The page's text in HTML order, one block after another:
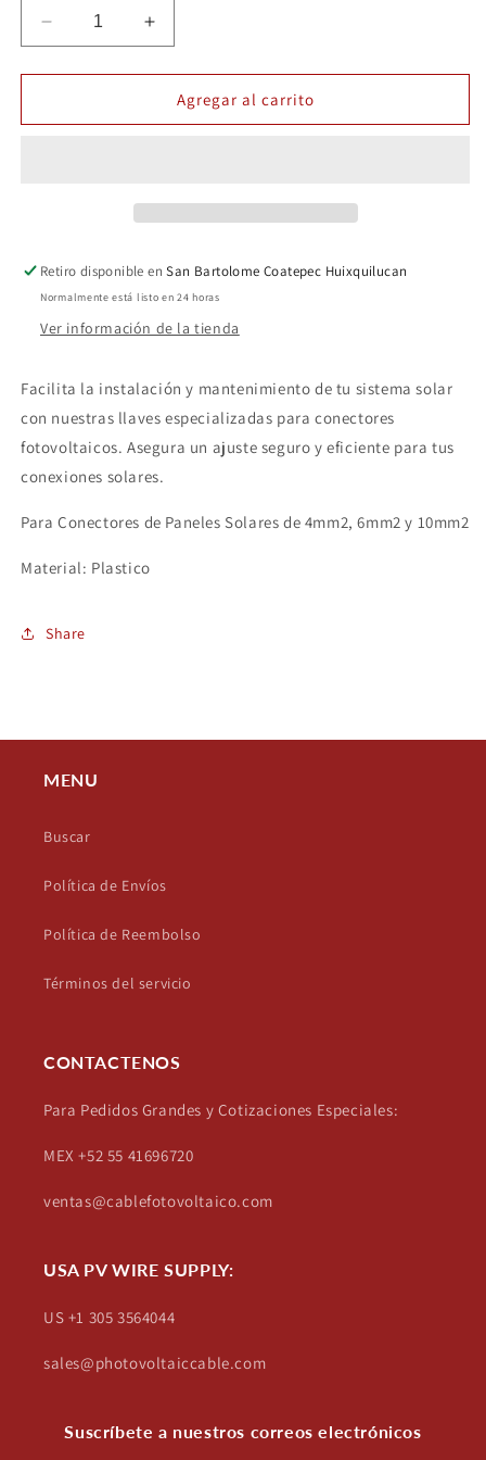
Reducir
cantidad
para
para
Aumentar
cantidad
para
Llaves
para
Agregar al carrito
Retiro disponible enSan Bartolome Coatepec Huixquilucan
Normalmente está listo en 24 horas
Ver información de la tienda
Facilita la instalación y mantenimiento de tu sistema solar
con nuestras llaves especializadas para conectores
fotovoltaicos. Asegura un ajuste seguro y eficiente para tus
conexiones solares.
Para Conectores de Paneles Solares de 4mm2, 6mm2 y 10mm2
Material: Plastico
Share
MENU
Buscar
Política de Envíos
Política de Reembolso
Términos del servicio
CONTACTENOS
Para Pedidos Grandes y Cotizaciones Especiales:
MEX +52 55 41696720
ventas@cablefotovoltaico.com
USA PV WIRE SUPPLY:
US +1 305 3564044
sales@photovoltaiccable.com
Suscríbete a nuestros correos electrónicos